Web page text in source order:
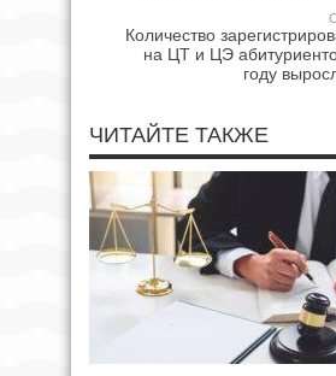
Количество
на ЦТ и ЦЭ
году
ЧИТАЙТЕ ТАКЖЕ